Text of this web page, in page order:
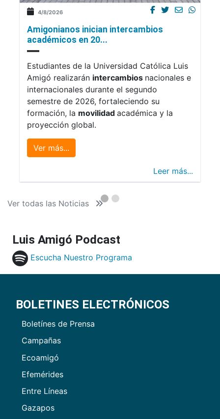
4/8/2026
Amigonianos inician intercambios
académicos en 20...
Estudiantes de la Universidad Católica Luis
Amigó realizarán intercambios nacionales e
internacionales durante el segundo
semestre de 2026, fortaleciendo su
formación, la movilidad académica y la
proyección global.
Ver más...
Leer más...
Ver todas las Noticias
Luis Amigó Podcast
Escucha Nuestro Programa
BOLETINES ELECTRÓNICOS
Boletínes de Prensa
Campañas
Ecoamigó
Efemérides
Entre Líneas
Gazapos